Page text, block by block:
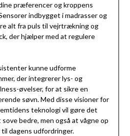
præferencer og kroppens
indbygget i madrasser og
alt fra puls til vejrtrækning og
der hjælper med at regulere
kunne udforme
der integrerer lys- og
øvelser, for at sikre en
søvn. Med disse visioner for
teknologi vil gøre det
bedre, men også at vågne op
dagens udfordringer.